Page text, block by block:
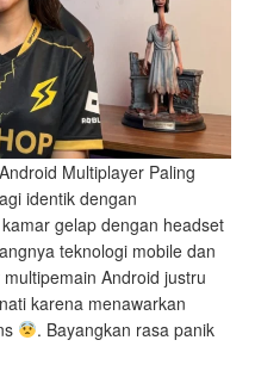
Multiplayer Paling
identik dengan
gelap dengan headset
teknologi mobile dan
Android justru
karena menawarkan
. Bayangkan rasa panik